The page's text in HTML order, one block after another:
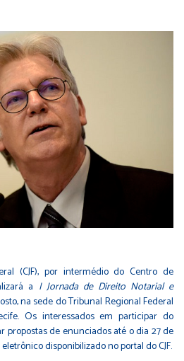
(CJF), por intermédio do Centro de
a I Jornada de Direito Notarial e
na sede do Tribunal Regional Federal
Os interessados em participar do
de enunciados até o dia 27 de
disponibilizado no portal do CJF.